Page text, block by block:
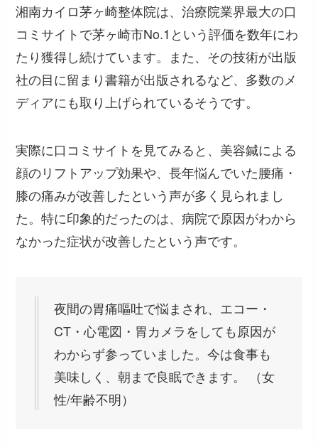
湘南カイロ茅ヶ崎整体院は、治療院業界最大の口
コミサイトで茅ヶ崎市No.1という評価を数年にわ
たり獲得し続けています。また、その技術が出版
社の目に留まり書籍が出版されるなど、多数のメ
ディアにも取り上げられているそうです。
実際に口コミサイトを見てみると、美容鍼による
顔のリフトアップ効果や、長年悩んでいた腰痛・
膝の痛みが改善したという声が多く見られまし
た。特に印象的だったのは、病院で原因がわから
なかった症状が改善したという声です。
夜間の胃痛嘔吐で悩まされ、エコー・
CT・心電図・胃カメラをしても原因が
わからず参っていました。今は食事も
美味しく、朝まで良眠できます。 （女
性/年齢不明）